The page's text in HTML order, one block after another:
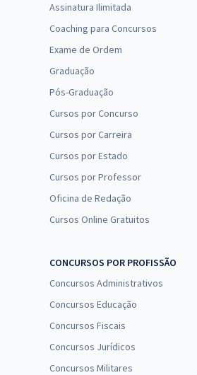
Assinatura Ilimitada
Coaching para Concursos
Exame de Ordem
Graduação
Pós-Graduação
Cursos por Concurso
Cursos por Carreira
Cursos por Estado
Cursos por Professor
Oficina de Redação
Cursos Online Gratuitos
CONCURSOS POR PROFISSÃO
Concursos Administrativos
Concursos Educação
Concursos Fiscais
Concursos Jurídicos
Concursos Militares